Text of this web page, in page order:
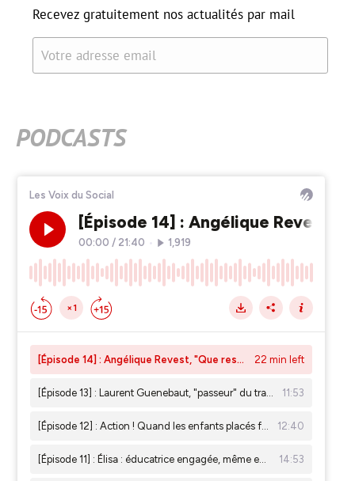
Recevez gratuitement nos actualités par mail
Votre adresse email
PODCASTS